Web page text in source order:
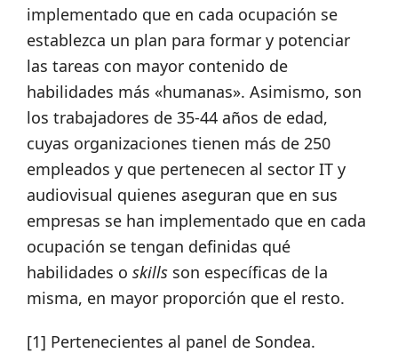
implementado que en cada ocupación se
establezca un plan para formar y potenciar
las tareas con mayor contenido de
habilidades más «humanas». Asimismo, son
los trabajadores de 35-44 años de edad,
cuyas organizaciones tienen más de 250
empleados y que pertenecen al sector IT y
audiovisual quienes aseguran que en sus
empresas se han implementado que en cada
ocupación se tengan definidas qué
habilidades o skills son específicas de la
misma, en mayor proporción que el resto.
[1] Pertenecientes al panel de Sondea.